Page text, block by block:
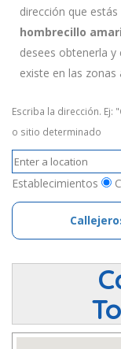
dirección que
hombrecillo
desees obtenerla
existe en las zonas
Escriba la dirección. Ej:
o sitio determinado
Establecimientos